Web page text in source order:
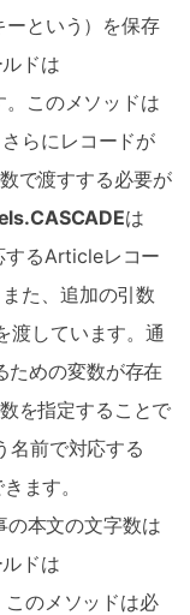
ーという）を保存
ドは
。このメソッドは
らにレコードが
で渡すする必要が
は
するArticleレコー
た、追加の引数
渡しています。通
ための変数が存在
を指定することで
名前で対応する
ます。
本文の文字数は
ドは
のメソッドは必